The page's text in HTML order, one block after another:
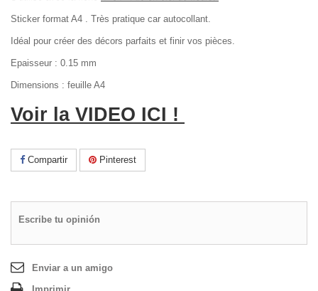
Sticker format A4 . Très pratique car autocollant.
Idéal pour créer des décors parfaits et finir vos pièces.
Epaisseur : 0.15 mm
Dimensions : feuille A4
Voir la VIDEO ICI !
Compartir Pinterest
Escribe tu opinión
Enviar a un amigo